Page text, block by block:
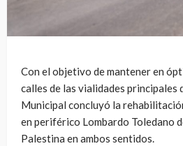
Con el objetivo de mantener en
calles de las vialidades principales
Municipal concluyó la
en periférico Lombardo Toledano
Palestina en ambos sentidos.